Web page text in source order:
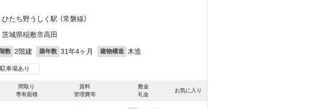
ひたち野うしく駅 （常磐線）
茨城県稲敷市高田
数 2階建 築年数 31年4ヶ月 建物構造 木造
駐車場あり
間取り
専有面積
賃料
管理費等
敷金
礼金
お気に入り